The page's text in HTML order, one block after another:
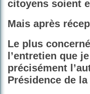
citoyens soient
Mais après
Le plus
l’entretien que
précisément
Présidence de